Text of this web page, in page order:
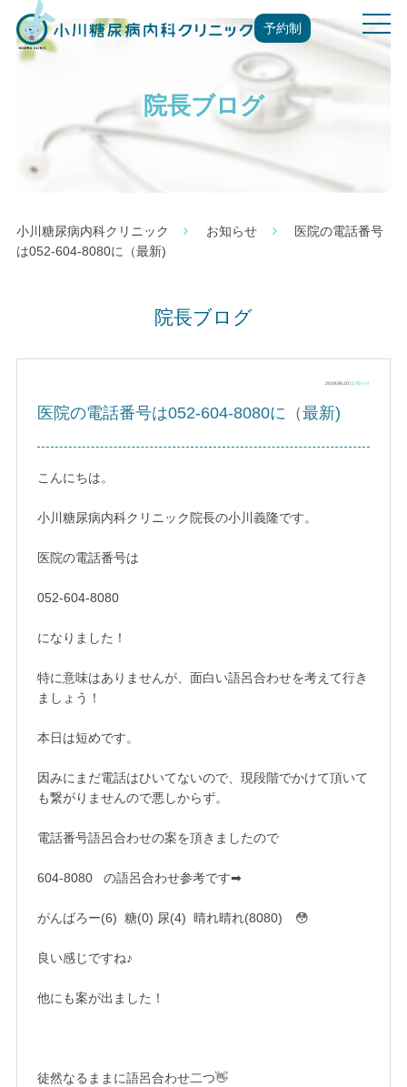
予約制
t
o
g
g
院長ブログ
小川糖尿病内科クリニック お知らせ
医院の電話番号
は052-604-8080に（最新)
院長ブログ
2019.06.20 |お知らせ
医院の電話番号は052-604-8080に（最新)
こんにちは。
小川糖尿病内科クリニック院長の小川義隆です。
医院の電話番号は
052-604-8080
になりました！
特に意味はありませんが、面白い語呂合わせを考えて行き
ましょう！
本日は短めです。
因みにまだ電話はひいてないので、現段階でかけて頂いて
も繋がりませんので悪しからず。
電話番号語呂合わせの案を頂きましたので
604-8080 の語呂合わせ参考です➡
がんばろー(6) 糖(0) 尿(4) 晴れ晴れ(8080) 😳
良い感じですね♪
他にも案が出ました！
徒然なるままに語呂合わせ二つ👋